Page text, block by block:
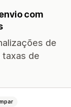
com
de
de